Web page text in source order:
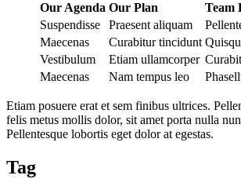
Our Agenda Our Plan Team
Suspendisse
Praesent aliquam
Maecenas
Curabitur tincidunt
Vestibulum
Etiam ullamcorper
Maecenas
Nam tempus leo
Etiam posuere erat et sem finibus ultrices.
felis metus mollis dolor, sit amet porta nulla
Pellentesque lobortis eget dolor at egestas.
Tag